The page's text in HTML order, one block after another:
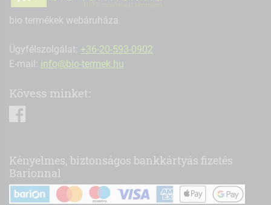
bio termékek webáruháza
Ügyfélszolgálat: +36-20-593-0902
E-mail: info@bio-termek.hu
Kövess minket:
Kényelmes, biztonságos bankkártyás fizetés
Barionnal